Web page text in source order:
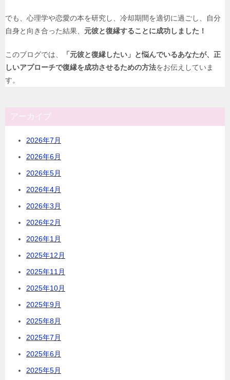
でも、心理学や恋愛の本を研究し、冷却期間を適切に過ごし、自分
自身と向き合った結果、 元彼と復縁することに成功しました！
このブログでは、
「元彼と復縁したい」と悩んでいるあなたが、正
しいアプローチで復縁を成功させるための方法をお伝えしていま
す。
アーカイブ
2026年7月
2026年6月
2026年5月
2026年4月
2026年3月
2026年2月
2026年1月
2025年12月
2025年11月
2025年10月
2025年9月
2025年8月
2025年7月
2025年6月
2025年5月